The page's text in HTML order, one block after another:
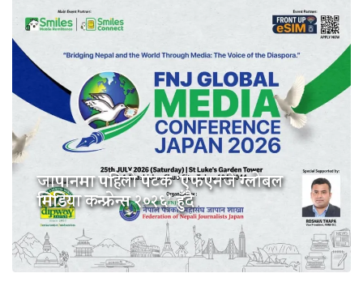
जापानमा पहिलो पटक ‘एफएनजे ग्लोबल
मिडिया कन्फ्रेन्स २०२६’ हुँदै